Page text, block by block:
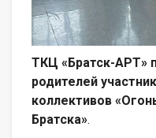
ТКЦ «Братск-АРТ»
родителей
коллективов
Братска».